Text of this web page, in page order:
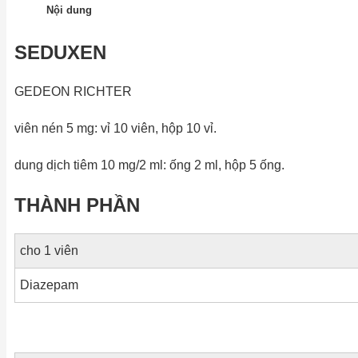
Nội dung
SEDUXEN
GEDEON RICHTER
viên nén 5 mg: vỉ 10 viên, hộp 10 vỉ.
dung dịch tiêm 10 mg/2 ml: ống 2 ml, hộp 5 ống.
THÀNH PHẦN
cho 1 viên
Diazepam